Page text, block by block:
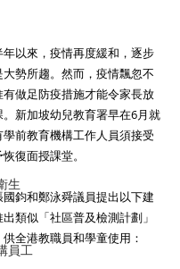
生
員工
以來，疫情再度緩和，逐步
勢所趨。然而，疫情飄忽不
做足防疫措施才能令家長放
新加坡幼兒教育署早在6月就
前教育機構工作人員須接受
復面授課堂。
鈞和鄭泳舜議員提出以下建
類似「社區普及檢測計劃」
全港教職員和學童使用：